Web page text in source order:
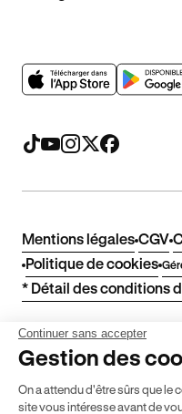
Mentions légales CGV
Politique de cookies
* Détail des conditions
Politique de prix : nos prix
localisation géographique
achetez comme détaillé
Vente.
Continuer sans accepter
Gestion des
On a attendu d'être sûrs que le
site vous intéresse avant de